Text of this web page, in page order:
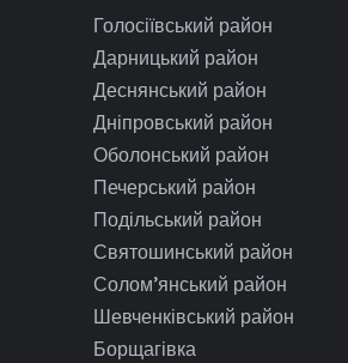
Голосіївський район
Дарницький район
Деснянський район
Дніпровський район
Оболонський район
Печерський район
Подільський район
Святошинський район
Солом’янський район
Шевченківський район
Борщагівка